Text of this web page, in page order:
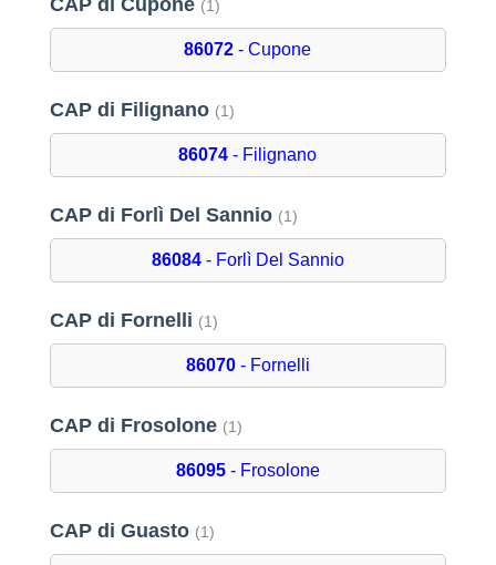
CAP di Cupone (1)
86072 - Cupone
CAP di Filignano (1)
86074 - Filignano
CAP di Forlì Del Sannio (1)
86084- Forlì Del Sannio
CAP di Fornelli (1)
86070- Fornelli
CAP di Frosolone (1)
86095- Frosolone
CAP di Guasto (1)